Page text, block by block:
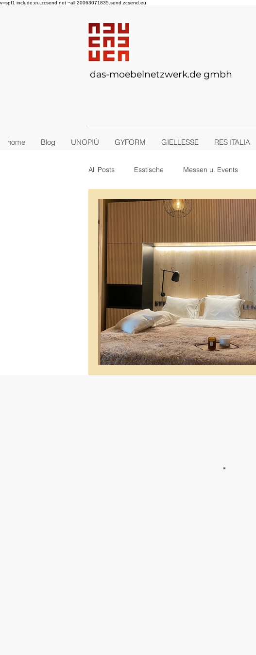
v=spf1 include:eu.zcsend.net ~all 20063071835.send.zcsend.eu
das-moebelnetzwerk.de gmbh
home Blog UNOPIÙ GYFORM GIELLESSE RES ITALIA
All Posts Esstische Messen u. Events